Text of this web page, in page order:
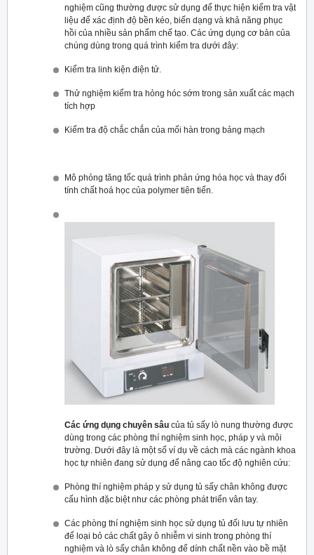
nghiệm cũng thường được sử dụng để thực hiện kiểm tra vật
liệu để xác định độ bền kéo, biến dạng và khả năng phục
hồi của nhiều sản phẩm chế tạo. Các ứng dụng cơ bản của
chúng dùng trong quá trình kiểm tra dưới đây:
Kiểm tra linh kiện điện tử.
Thử nghiệm kiểm tra hỏng hóc sớm trong sản xuất các mạch
tích hợp
Kiểm tra độ chắc chắn của mối hàn trong bảng mạch
Mô phỏng tăng tốc quá trình phản ứng hóa học và thay đổi
tính chất hoá học của polymer tiên tiến.
Các ứng dụng chuyên sâu của tủ sấy lò nung thường được
dùng trong các phòng thí nghiệm sinh học, pháp y và môi
trường. Dưới đây là một số ví dụ về cách mà các ngành khoa
học tự nhiên đang sử dụng để nâng cao tốc độ nghiên cứu:
Phòng thí nghiệm pháp y sử dụng tủ sấy chân không được
cấu hình đặc biệt như các phòng phát triển vân tay.
Các phòng thí nghiệm sinh học sử dụng tủ đối lưu tự nhiên
để loại bỏ các chất gây ô nhiễm vi sinh trong phòng thí
nghiệm và lò sấy chân không để dính chất nền vào bề mặt